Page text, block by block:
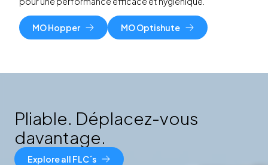
MO Hopper MO Optishute
Pliable. Déplacez-vous
davantage.
Explore all FLC´s